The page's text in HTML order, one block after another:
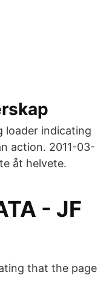
loader indicating
action. 2011-03-
åt helvete.
- JF
that the page